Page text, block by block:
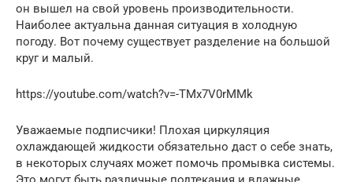
он вышел на свой уровень производительности.
Наиболее актуальна данная ситуация в холодную
погоду. Вот почему существует разделение на большой
круг и малый.
https://youtube.com/watch?v=-TMx7V0rMMk
Уважаемые подписчики! Плохая циркуляция
охлаждающей жидкости обязательно даст о себе знать,
в некоторых случаях может помочь промывка системы.